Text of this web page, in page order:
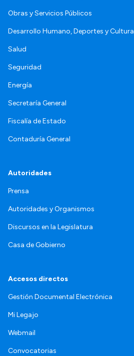
Obras y Servicios Públicos
Desarrollo Humano, Deportes y Cultura
Salud
Seguridad
Energía
Secretaría General
Fiscalía de Estado
Contaduría General
Autoridades
Prensa
Autoridades y Organismos
Discursos en la Legislatura
Casa de Gobierno
Accesos directos
Gestión Documental Electrónica
Mi Legajo
Webmail
Convocatorias